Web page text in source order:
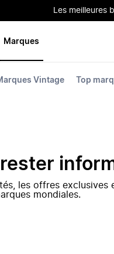
Les meilleures
Marques
Vintage Top
les offres exclusives
mondiales.